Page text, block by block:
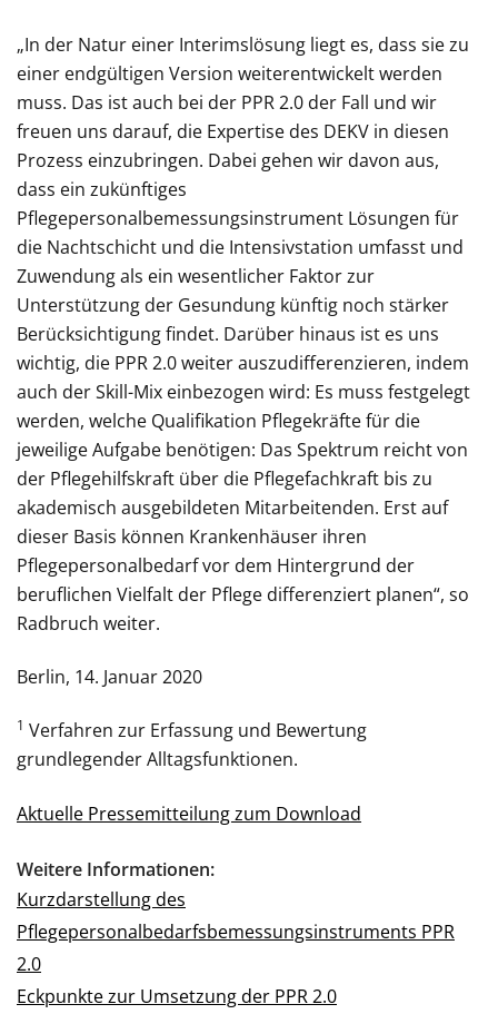
„In der Natur einer Interimslösung liegt es, dass sie zu
einer endgültigen Version weiterentwickelt werden
muss. Das ist auch bei der PPR 2.0 der Fall und wir
freuen uns darauf, die Expertise des DEKV in diesen
Prozess einzubringen. Dabei gehen wir davon aus,
dass ein zukünftiges
Pflegepersonalbemessungsinstrument Lösungen für
die Nachtschicht und die Intensivstation umfasst und
Zuwendung als ein wesentlicher Faktor zur
Unterstützung der Gesundung künftig noch stärker
Berücksichtigung findet. Darüber hinaus ist es uns
wichtig, die PPR 2.0 weiter auszudifferenzieren, indem
auch der Skill-Mix einbezogen wird: Es muss festgelegt
werden, welche Qualifikation Pflegekräfte für die
jeweilige Aufgabe benötigen: Das Spektrum reicht von
der Pflegehilfskraft über die Pflegefachkraft bis zu
akademisch ausgebildeten Mitarbeitenden. Erst auf
dieser Basis können Krankenhäuser ihren
Pflegepersonalbedarf vor dem Hintergrund der
beruflichen Vielfalt der Pflege differenziert planen“, so
Radbruch weiter.
Berlin, 14. Januar 2020
1 Verfahren zur Erfassung und Bewertung
grundlegender Alltagsfunktionen.
Aktuelle Pressemitteilung zum Download
Weitere Informationen:
Kurzdarstellung des
Pflegepersonalbedarfsbemessungsinstruments PPR
2.0
Eckpunkte zur Umsetzung der PPR 2.0